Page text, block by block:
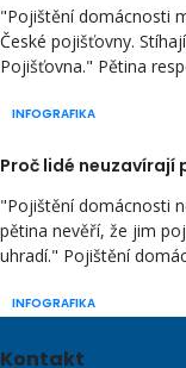
INFOGRAFIKA
"Pojištění domácnosti
České pojišťovny.
Pojišťovna." Pětina
Proč lidé
INFOGRAFIKA
"Pojištění domácnosti
pětina nevěří, že jim
uhradí." Pojištění
Kontakt